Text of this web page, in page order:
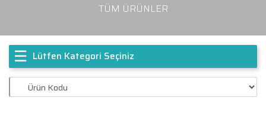
TÜM ÜRÜNLER
☰ Lütfen Kategori Seçiniz